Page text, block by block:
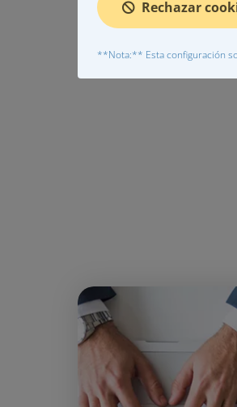
Rechazar
**Nota:** Esta configuración
Saber más